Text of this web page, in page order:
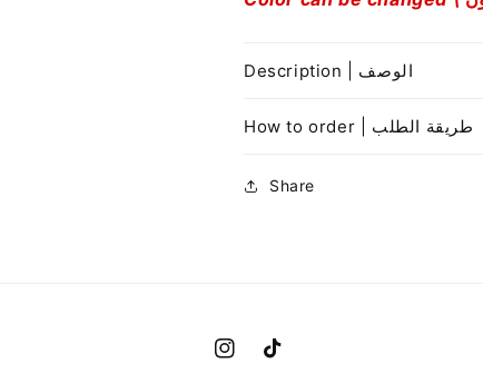
Description | الوصف
How to order | طريقة الطلب
Share
InstagramTikTok